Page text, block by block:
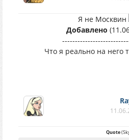
Я не Москвин
Добавлено
Что я реально на него
Quote(